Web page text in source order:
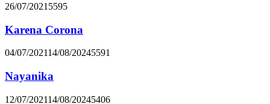
26/07/2021 5595
Karena Corona
04/07/202114/08/20245591
Nayanika
12/07/202114/08/20245406